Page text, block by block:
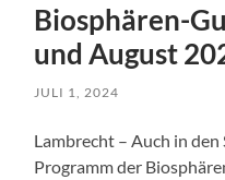
Biosphären-
und August
JULI 1, 2024
Lambrecht – Auch in
Programm der